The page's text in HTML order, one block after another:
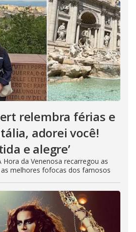
relembra férias e
adorei você!
e alegre’
Hora da Venenosa recarregou as
melhores fofocas dos famosos